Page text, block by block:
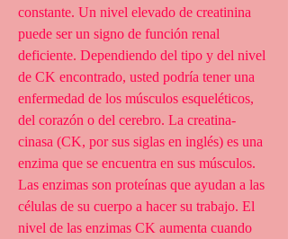
constante. Un nivel elevado de creatinina
puede ser un signo de función renal
deficiente. Dependiendo del tipo y del nivel
de CK encontrado, usted podría tener una
enfermedad de los músculos esqueléticos,
del corazón o del cerebro. La creatina-
cinasa (CK, por sus siglas en inglés) es una
enzima que se encuentra en sus músculos.
Las enzimas son proteínas que ayudan a las
células de su cuerpo a hacer su trabajo. El
nivel de las enzimas CK aumenta cuando